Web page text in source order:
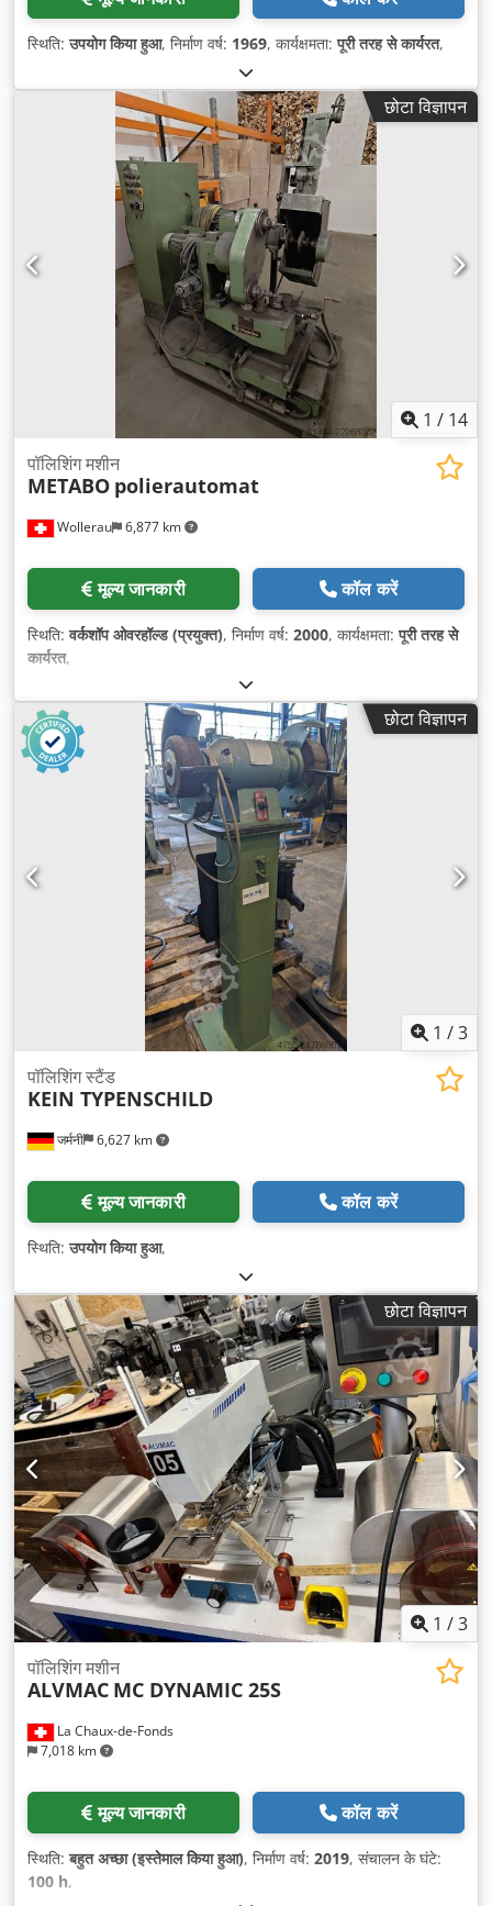
स्थिति:उपयोग किया हुआ, निर्माण वर्ष: 1969, कार्यक्षमता:पूरी तरह से कार्यरत,
छोटा विज्ञापन
1 / 14
Wollerau 6,877 km
पॉलिशिंग मशीन
METABO polierautomat
मूल्य जानकारी कॉल करें
स्थिति:वर्कशॉप ओवरहॉल्ड (प्रयुक्त), निर्माण वर्ष: 2000, कार्यक्षमता:पूरी तरह से
कार्यरत,
छोटा विज्ञापन
1 /3
जर्मनी 6,627 km
पॉलिशिंग स्टैंड
KEIN TYPENSCHILD
मूल्य जानकारी कॉल करें
स्थिति:उपयोग किया हुआ,
छोटा विज्ञापन
1 /3
La Chaux-de-Fonds
7,018 km
पॉलिशिंग मशीन
ALVMAC MC DYNAMIC 25S
मूल्य जानकारी कॉल करें
स्थिति:बहुत अच्छा (इस्तेमाल किया हुआ), निर्माण वर्ष: 2019, संचालन के घंटे:
100 h,